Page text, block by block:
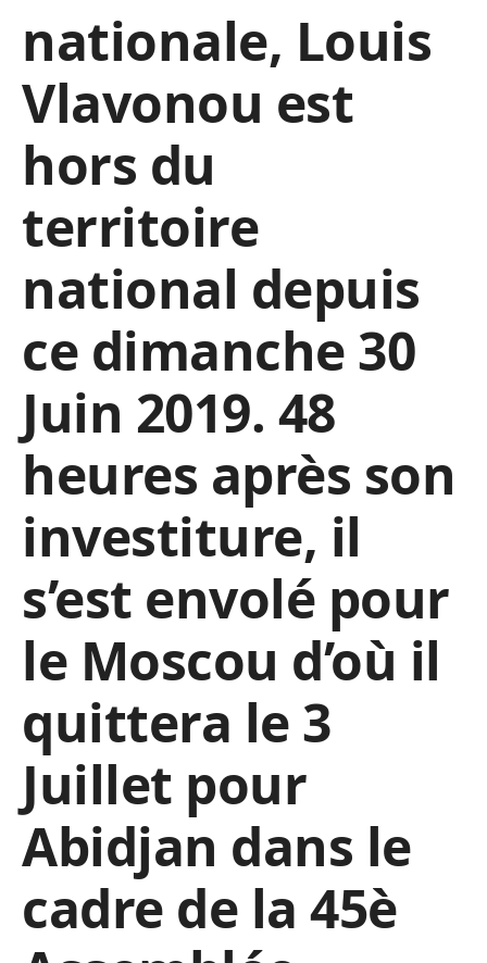
nationale, Louis
Vlavonou est
hors du
territoire
national depuis
ce dimanche 30
Juin 2019. 48
heures après son
investiture, il
s’est envolé pour
le Moscou d’où il
quittera le 3
Juillet pour
Abidjan dans le
cadre de la 45è